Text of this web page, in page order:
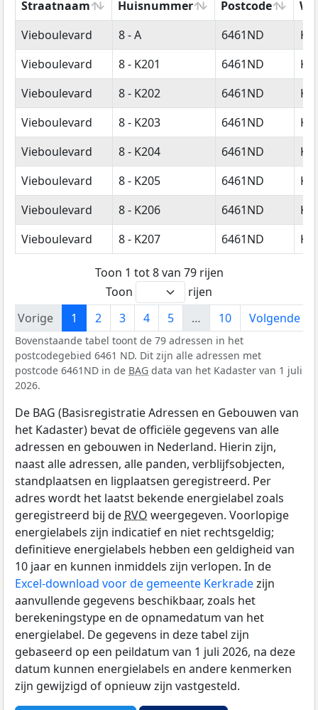
Straatnaam Huisnummer Postcode
Straatnaam
Huisnummer Postcode
Vieboulevard 8 - A 6461ND
Vieboulevard
8 - K201 6461ND
Vieboulevard
8 - K202 6461ND
Vieboulevard
8 - K203 6461ND
Vieboulevard
8 - K204 6461ND
Vieboulevard
8 - K205 6461ND
Vieboulevard
8 - K206 6461ND
Vieboulevard
8 - K207 6461ND
Toon 1 tot 8 van 79 rijen
Toon
rijen
Vorige
1 2 3 4 5 … 10 Volgende
Bovenstaande tabel toont de 79 adressen in het
postcodegebied 6461 ND. Dit zijn alle adressen met
postcode 6461ND in de BAG data van het Kadaster van 1 juli
2026.
De BAG (Basisregistratie Adressen en Gebouwen van
het Kadaster) bevat de officiële gegevens van alle
adressen en gebouwen in Nederland. Hierin zijn,
naast alle adressen, alle panden, verblijfsobjecten,
standplaatsen en ligplaatsen geregistreerd. Per
adres wordt het laatst bekende energielabel zoals
geregistreerd bij de RVO weergegeven. Voorlopige
energielabels zijn indicatief en niet rechtsgeldig;
definitieve energielabels hebben een geldigheid van
10 jaar en kunnen inmiddels zijn verlopen. In de
Excel-download voor de gemeente Kerkradezijn
aanvullende gegevens beschikbaar, zoals het
berekeningstype en de opnamedatum van het
energielabel. De gegevens in deze tabel zijn
gebaseerd op een peildatum van 1 juli 2026, na deze
datum kunnen energielabels en andere kenmerken
zijn gewijzigd of opnieuw zijn vastgesteld.